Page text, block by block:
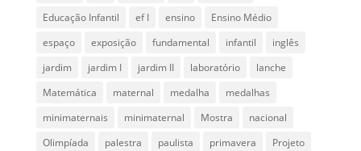
Educação Infantil
ef I ensino
Ensino Médio
espaço
exposição fundamental infantil
inglês
jardim
jardim I jardim II laboratório
lanche
Matemática
maternal medalha
medalhas
minimaternais
minimaternal Mostra
nacional
Olimpíada
palestra paulista primavera
Projeto